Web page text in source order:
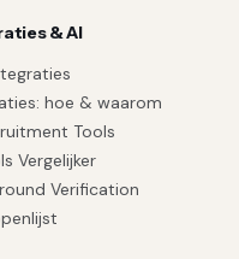
& AI
hoe & waarom
Tools
Vergelijker
Verification